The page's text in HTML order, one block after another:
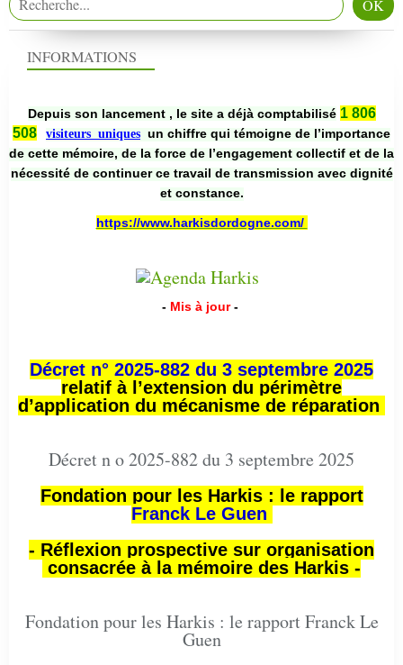
INFORMATIONS
Depuis son lancement , le site a déjà comptabilisé 1 806
508
visiteurs uniques un chiffre qui témoigne de l’importance
de cette mémoire, de la force de l’engagement collectif et de la
nécessité de continuer ce travail de transmission avec dignité
et constance.
https://www.harkisdordogne.com/
- Mis à jour -
Décret n° 2025-882 du 3 septembre 2025
relatif à l’extension du périmètre
d’application du mécanisme de réparation
Décret n o 2025-882 du 3 septembre 2025
Fondation pour les Harkis : le rapport
Franck Le Guen
- Réflexion prospective sur organisation
consacrée à la mémoire des Harkis -
Fondation pour les Harkis : le rapport Franck Le
Guen